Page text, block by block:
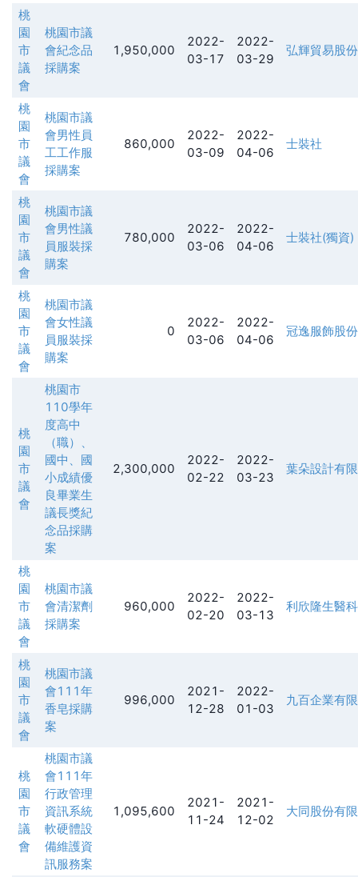
桃
園
市
議
會
桃園市議
會紀念品
採購案
1,950,000
2022-
03-17
2022-
03-29
弘輝貿易股
桃
園
市
議
會
桃園市議
會男性員
工工作服
採購案
860,000
2022-
03-09
2022-
04-06
士裝社
桃
園
市
議
會
桃園市議
會男性議
員服裝採
購案
780,000
2022-
03-06
2022-
04-06
士裝社(獨資)
桃
園
市
議
會
桃園市議
會女性議
員服裝採
購案
0
2022-
03-06
2022-
04-06
冠逸服飾股
桃
園
市
議
會
桃園市
110學年
度高中
（職）、
國中、國
小成績優
良畢業生
議長獎紀
念品採購
案
2,300,000
2022-
02-22
2022-
03-23
葉朵設計有
桃
園
市
議
會
桃園市議
會清潔劑
採購案
960,000
2022-
02-20
2022-
03-13
利欣隆生醫
桃
園
市
議
會
桃園市議
會111年
香皂採購
案
996,000
2021-
12-28
2022-
01-03
九百企業有
桃
園
市
議
會
桃園市議
會111年
行政管理
資訊系統
軟硬體設
備維護資
訊服務案
1,095,600
2021-
11-24
2021-
12-02
大同股份有